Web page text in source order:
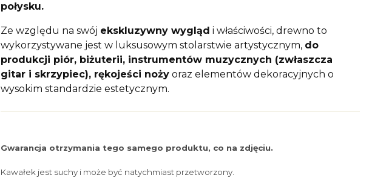
połysku.
Ze względu na swój ekskluzywny wygląd i właściwości, drewno to
wykorzystywane jest w luksusowym stolarstwie artystycznym, do
produkcji piór, biżuterii, instrumentów muzycznych (zwłaszcza
gitar i skrzypiec), rękojeści noży oraz elementów dekoracyjnych o
wysokim standardzie estetycznym.
Gwarancja otrzymania tego samego produktu, co na zdjęciu.
Kawałek jest suchy i może być natychmiast przetworzony.